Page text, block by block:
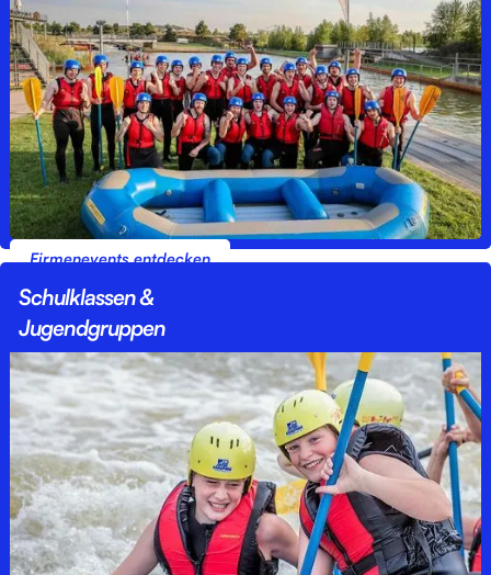
Firmenevents entdecken
Schulklassen &
Jugendgruppen